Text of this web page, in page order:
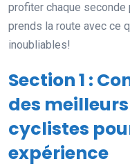
profiter chaque seconde
prends la route avec ce
inoubliables!
Section 1 :
des
cyclistes
expérience